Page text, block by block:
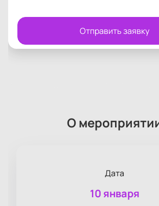
Отправить заявку
О
Дата
10 января